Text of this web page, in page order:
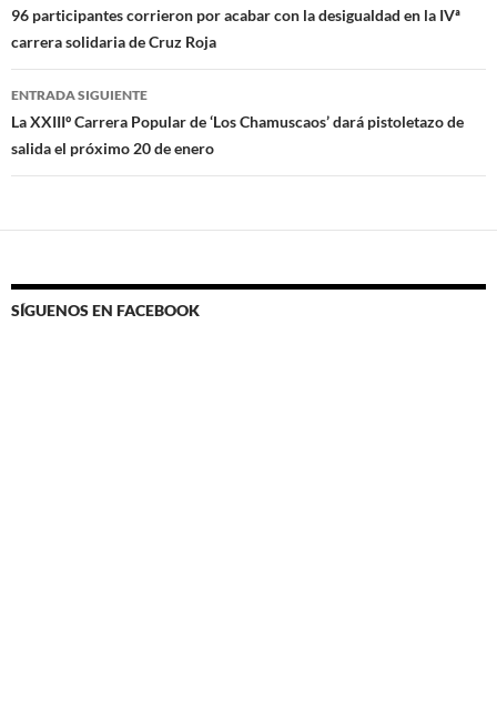
de
entradas
96 participantes corrieron por acabar con la desigualdad en la IVª
carrera solidaria de Cruz Roja
ENTRADA SIGUIENTE
La XXIIIº Carrera Popular de ‘Los Chamuscaos’ dará pistoletazo de
salida el próximo 20 de enero
SÍGUENOS EN FACEBOOK